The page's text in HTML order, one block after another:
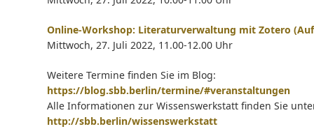
Online-Workshop: Literaturverwaltung mit Zotero
Mittwoch, 27. Juli 2022, 11.00-12.00 Uhr
Weitere Termine finden Sie im Blog:
https://blog.sbb.berlin/termine/#veranstaltungen
Alle Informationen zur Wissenswerkstatt finden Sie
http://sbb.berlin/wissenswerkstatt